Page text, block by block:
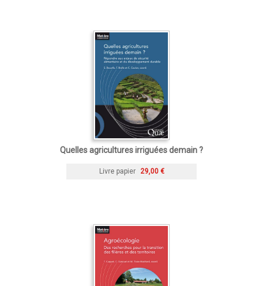
Quelles agricultures irriguées demain ?
Livre papier 29,00 €